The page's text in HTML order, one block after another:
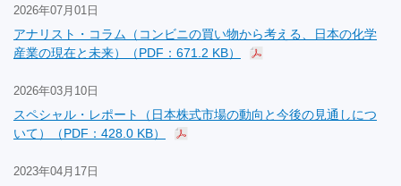
2026年07月01日
アナリスト・コラム（コンビニの買い物から考える、日本の化学
産業の現在と未来）（PDF：671.2 KB）
2026年03月10日
スペシャル・レポート（日本株式市場の動向と今後の見通しにつ
いて）（PDF：428.0 KB）
2023年04月17日